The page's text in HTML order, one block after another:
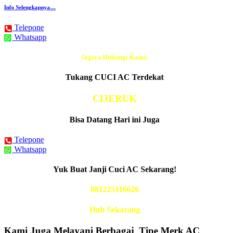
Info Selengkapnya…
Telepone
Whatsapp
Segera Hubungi Kami:
Tukang CUCI AC Terdekat
CIJERUK
Bisa Datang Hari ini Juga
Telepone
Whatsapp
Yuk Buat Janji Cuci AC Sekarang!
081225116626
Hub Sekarang
Kami Juga Melayani Berbagai Tipe Merk AC